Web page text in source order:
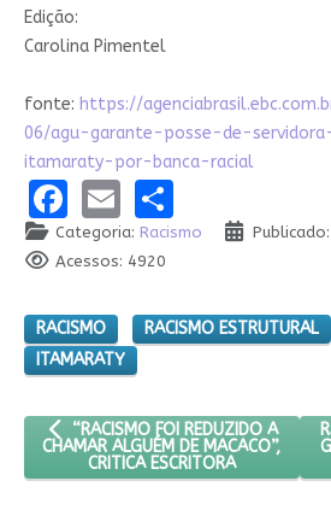
Edição:
Carolina Pimentel
fonte: https://
06/agu-garante-posse-de-
itamaraty-por-banca-racial
Facebook
EmailShare
Categoria: Racismo
Acessos: 4920
RACISMO RACISMO ESTRUTURAL
ITAMARATY
ARTIGO ANTERIOR: “RACISMO FOI
“RACISMO FOI REDUZIDO A
CHAMAR ALGUÉM DE MACACO”,
CRITICA ESCRITORA